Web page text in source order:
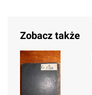
Zobacz także